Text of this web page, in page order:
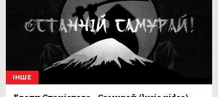
ІНШЕ